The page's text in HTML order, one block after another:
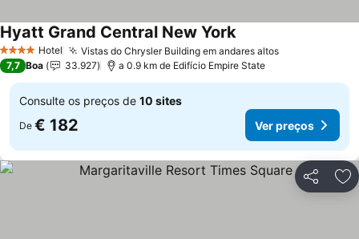
4 EstrelasHotel Vistas do Chrysler Building em andares altos
Hyatt Grand Central New York
7,7 Boa 33.927 a 0.9 km de Edifício Empire State
Consulte os preços de 10 sites
De € 182 Ver preços
Partilhar